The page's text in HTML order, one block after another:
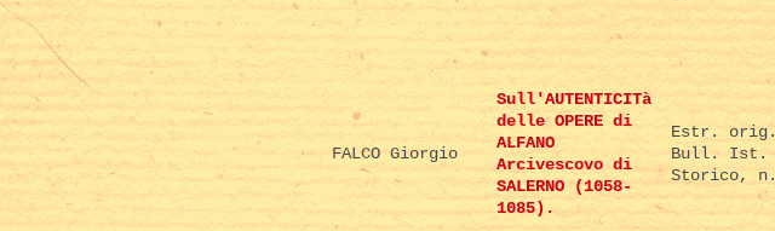
FALCO Giorgio
Sull'AUTENTICITà
delle OPERE di
ALFANO
Arcivescovo di
SALERNO (1058-
1085).
Estr.
Bull. Ist.
Storico,